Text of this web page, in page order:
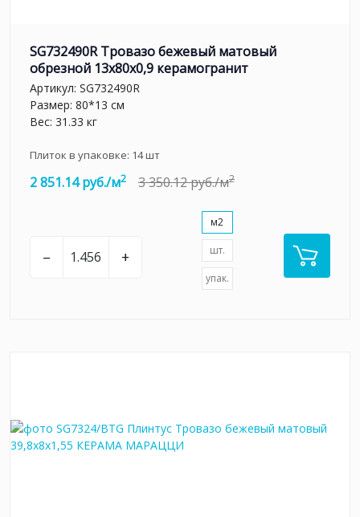
SG732490R Тровазо бежевый матовый
обрезной 13x80x0,9 керамогранит
Артикул: SG732490R
Размер: 80*13 см
Вес: 31.33 кг
Плиток в упаковке: 14шт
2 851.14 руб./м2 3 350.12 руб./м2
– +
м2
шт.
упак.